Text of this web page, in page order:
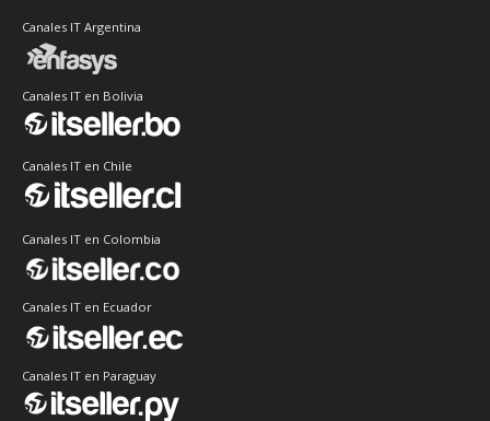
Canales IT Argentina
Canales IT en Bolivia
Canales IT en Chile
Canales IT en Colombia
Canales IT en Ecuador
Canales IT en Paraguay